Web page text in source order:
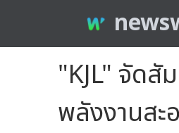
"KJL" จัด
พลังงานสะ